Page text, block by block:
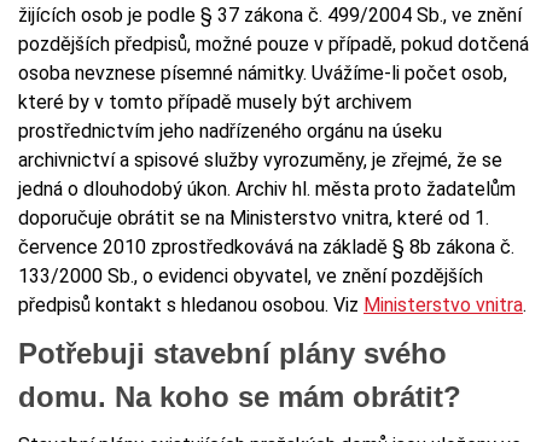
žijících osob je podle § 37 zákona č. 499/2004 Sb., ve znění
pozdějších předpisů, možné pouze v případě, pokud dotčená
osoba nevznese písemné námitky. Uvážíme-li počet osob,
které by v tomto případě musely být archivem
prostřednictvím jeho nadřízeného orgánu na úseku
archivnictví a spisové služby vyrozuměny, je zřejmé, že se
jedná o dlouhodobý úkon. Archiv hl. města proto žadatelům
doporučuje obrátit se na Ministerstvo vnitra, které od 1.
července 2010 zprostředkovává na základě § 8b zákona č.
133/2000 Sb., o evidenci obyvatel, ve znění pozdějších
předpisů kontakt s hledanou osobou. Viz Ministerstvo vnitra.
Potřebuji stavební plány svého
domu. Na koho se mám obrátit?